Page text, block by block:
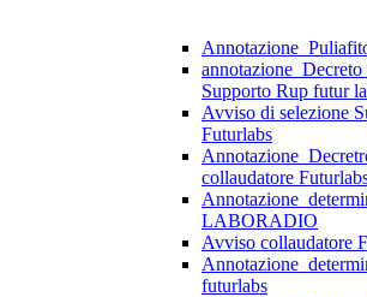
Supporto Rup futur
Avviso di selezione
Futurlabs
collaudatore
LABORADIO
Avviso collaudatore
futurlabs